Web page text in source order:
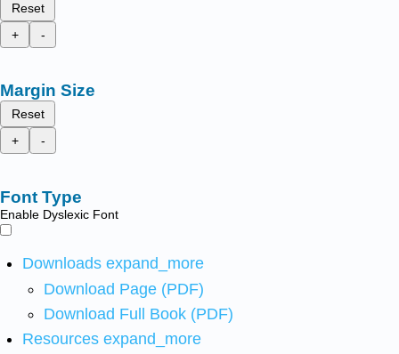
Reset
+
-
Margin Size
Reset
+
-
Font Type
Enable Dyslexic Font
Downloads expand_more
Download Page (PDF)
Download Full Book (PDF)
Resources expand_more